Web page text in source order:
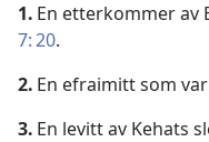
1. En etterkommer av
7: 20.
2. En efraimitt som
3. En levitt av Kehats